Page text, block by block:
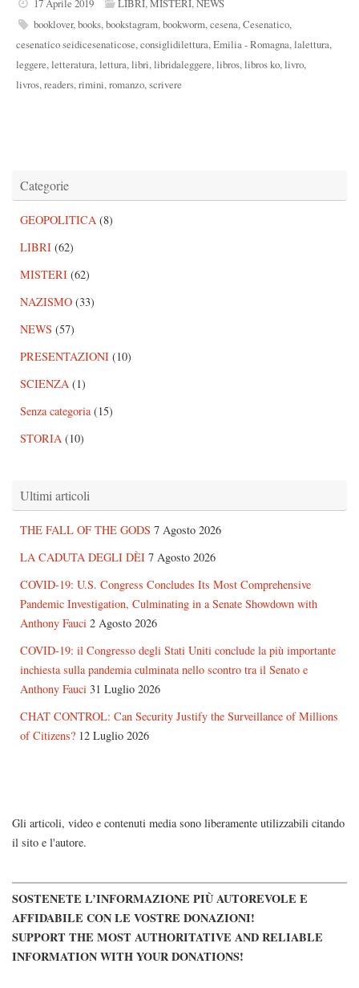
17 Aprile 2019 LIBRI,MISTERI,NEWS
booklover,books,bookstagram,bookworm,cesena,Cesenatico,
cesenatico seidicesenaticose,consiglidilettura,Emilia - Romagna,lalettura,
leggere,letteratura,lettura,libri,libridaleggere,libros,libros ko,livro,
livros,readers,rimini,romanzo,scrivere
Categorie
GEOPOLITICA (8)
LIBRI (62)
MISTERI (62)
NAZISMO (33)
NEWS (57)
PRESENTAZIONI (10)
SCIENZA (1)
Senza categoria(15)
STORIA (10)
Ultimi articoli
THE FALL OF THE GODS 7 Agosto 2026
LA CADUTA DEGLI DÈI 7 Agosto 2026
COVID-19: U.S. Congress Concludes Its Most Comprehensive
Pandemic Investigation, Culminating in a Senate Showdown with
Anthony Fauci 2 Agosto 2026
COVID-19: il Congresso degli Stati Uniti conclude la più importante
inchiesta sulla pandemia culminata nello scontro tra il Senato e
Anthony Fauci 31 Luglio 2026
CHAT CONTROL: Can Security Justify the Surveillance of Millions
of Citizens? 12 Luglio 2026
Gli articoli, video e contenuti media sono liberamente utilizzabili citando
il sito e l'autore.
SOSTENETE L’INFORMAZIONE PIÙ AUTOREVOLE E
AFFIDABILE CON LE VOSTRE DONAZIONI!
SUPPORT THE MOST AUTHORITATIVE AND RELIABLE
INFORMATION WITH YOUR DONATIONS!